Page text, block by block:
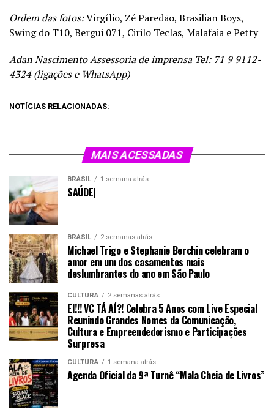
Ordem das fotos:Virgílio, Zé Paredão, Brasilian Boys,
Swing do T10, Bergui 071, Cirilo Teclas, Malafaia e Petty
Adan Nascimento Assessoria de imprensa Tel: 71 9 9112-
4324 (ligações e WhatsApp)
NOTÍCIAS RELACIONADAS:
MAIS ACESSADAS
BRASIL 1 semana atrás
SAÚDE|
BRASIL 2 semanas atrás
Michael Trigo e Stephanie Berchin celebram o
amor em um dos casamentos mais
deslumbrantes do ano em São Paulo
CULTURA 2 semanas atrás
EI!!! VC TÁ AÍ?! Celebra 5 Anos com Live Especial
Reunindo Grandes Nomes da Comunicação,
Cultura e Empreendedorismo e Participações
Surpresa
CULTURA 1 semana atrás
Agenda Oficial da 9ª Turnê “Mala Cheia de Livros”